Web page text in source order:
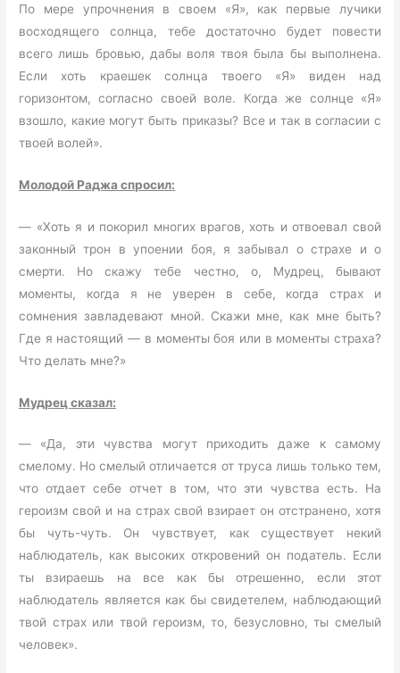
По мере упрочнения в своем «Я», как первые лучики
восходящего солнца, тебе достаточно будет повести
всего лишь бровью, дабы воля твоя была бы выполнена.
Если хоть краешек солнца твоего «Я» виден над
горизонтом, согласно своей воле. Когда же солнце «Я»
взошло, какие могут быть приказы? Все и так в согласии с
твоей волей».
Молодой Раджа спросил:
— «Хоть я и покорил многих врагов, хоть и отвоевал свой
законный трон в упоении боя, я забывал о страхе и о
смерти. Но скажу тебе честно, о, Мудрец, бывают
моменты, когда я не уверен в себе, когда страх и
сомнения завладевают мной. Скажи мне, как мне быть?
Где я настоящий — в моменты боя или в моменты страха?
Что делать мне?»
Мудрец сказал:
— «Да, эти чувства могут приходить даже к самому
смелому. Но смелый отличается от труса лишь только тем,
что отдает себе отчет в том, что эти чувства есть. На
героизм свой и на страх свой взирает он отстранено, хотя
бы чуть-чуть. Он чувствует, как существует некий
наблюдатель, как высоких откровений он податель. Если
ты взираешь на все как бы отрешенно, если этот
наблюдатель является как бы свидетелем, наблюдающий
твой страх или твой героизм, то, безусловно, ты смелый
человек».